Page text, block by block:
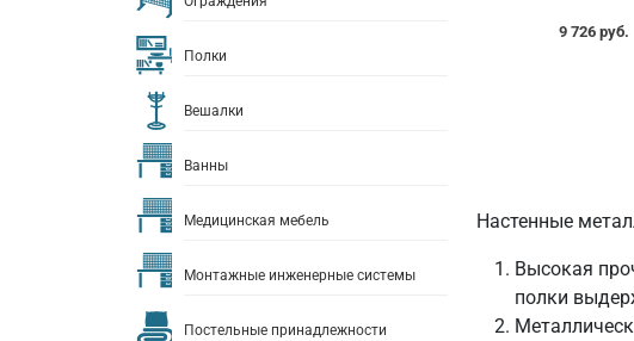
Полки
Вешалки
Ванны
Медицинская мебель
Монтажные инженерные системы
Постельные принадлежности
9 726 руб.
Настенные
Высокая
полки